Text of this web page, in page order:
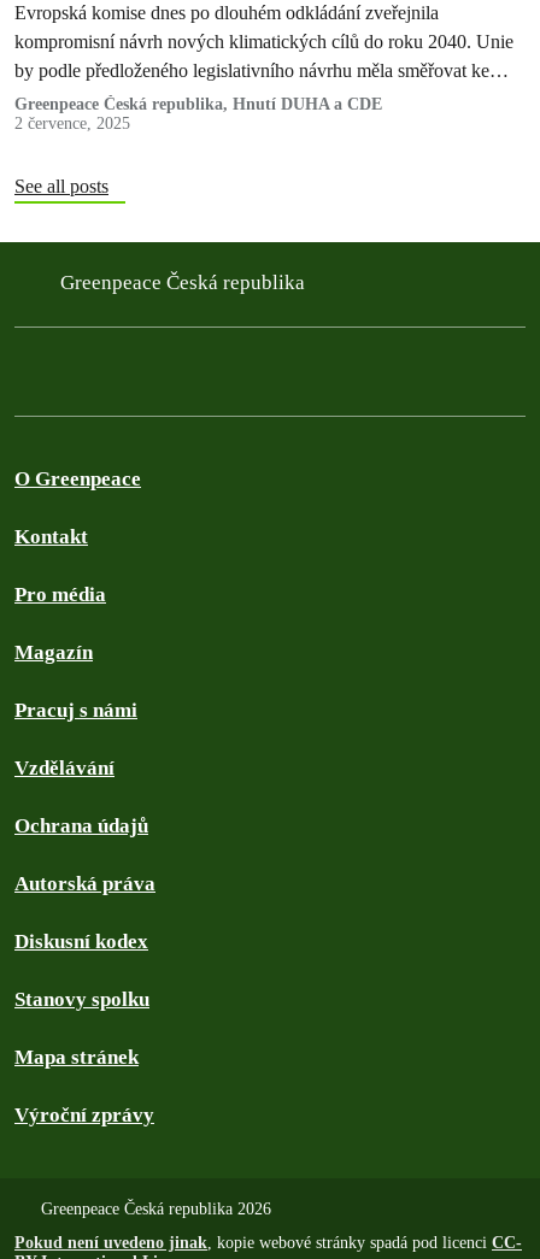
Evropská komise dnes po dlouhém odkládání zveřejnila
kompromisní návrh nových klimatických cílů do roku 2040. Unie
by podle předloženého legislativního návrhu měla směřovat ke
snížení emisí skleníkových plynů o 90 % oproti roku 1990. Nová
pravidla ale také mluví o řadě výjimek.
Greenpeace Česká republika, Hnutí DUHA a CDE
2 července, 2025
See all posts
Greenpeace Česká republika
O Greenpeace
Kontakt
Pro média
Magazín
Pracuj s námi
Vzdělávání
Ochrana údajů
Autorská práva
Diskusní kodex
Stanovy spolku
Mapa stránek
Výroční zprávy
Greenpeace Česká republika 2026
Pokud není uvedeno jinak, kopie webové stránky spadá pod licenci CC-